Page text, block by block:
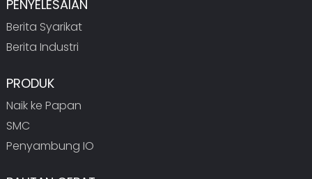
PENYELESAIAN
Berita Syarikat
Berita Industri
PRODUK
Naik ke Papan
SMC
Penyambung IO